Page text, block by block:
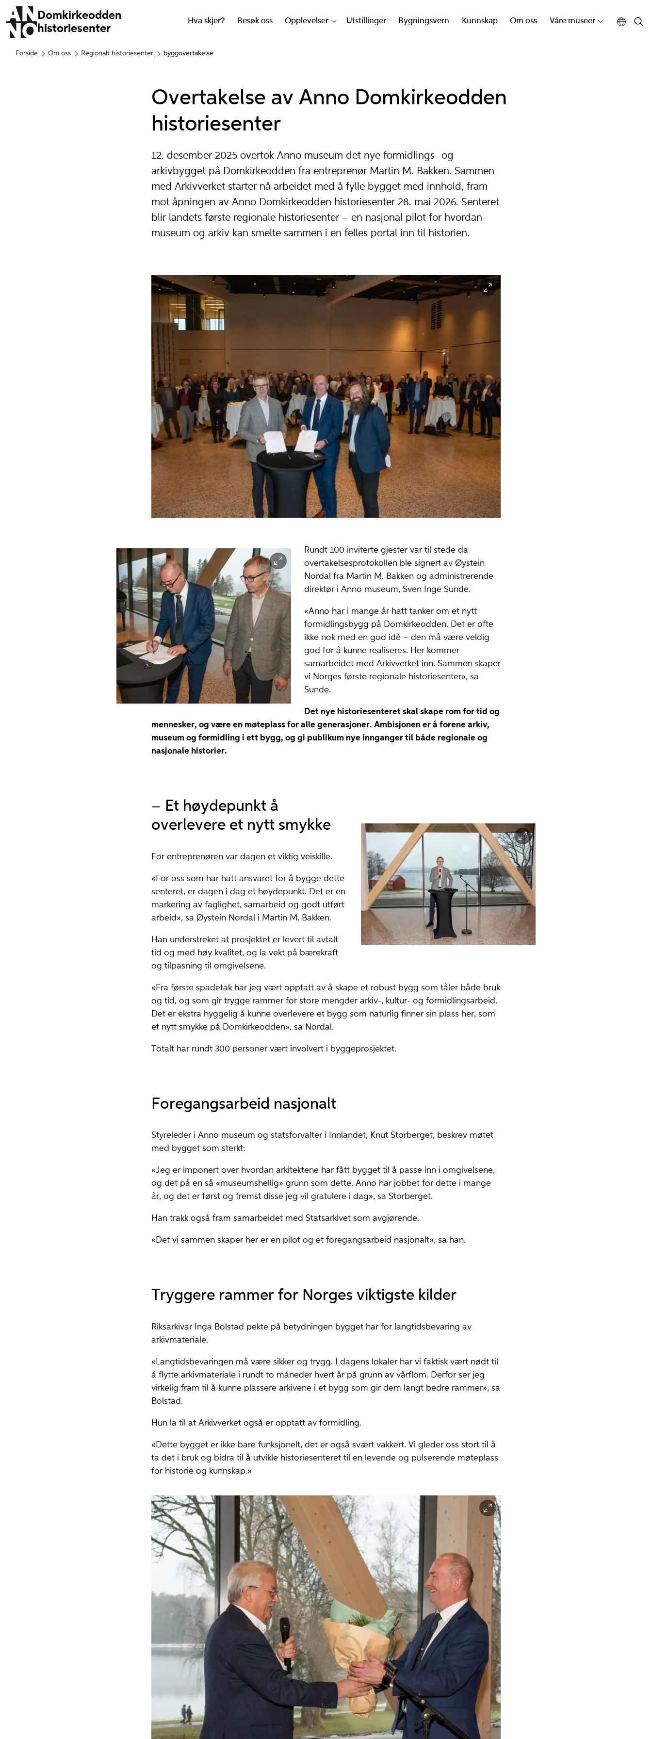
Domkirkeodden
historiesenter
Hva skjer? Besøk oss Opplevelser Utstillinger Bygningsvern Kunnskap Om oss Våre museer
Forside Om oss Regionalt historiesenter byggovertakelse
Overtakelse av Anno Domkirkeodden
historiesenter
12. desember 2025 overtok Anno museum det nye formidlings- og
arkivbygget på Domkirkeodden fra entreprenør Martin M. Bakken. Sammen
med Arkivverket starter nå arbeidet med å fylle bygget med innhold, fram
mot åpningen av Anno Domkirkeodden historiesenter 28. mai 2026. Senteret
blir landets første regionale historiesenter – en nasjonal pilot for hvordan
museum og arkiv kan smelte sammen i en felles portal inn til historien.
Rundt 100 inviterte gjester var til stede da
overtakelsesprotokollen ble signert av Øystein
Nordal fra Martin M. Bakken og administrerende
direktør i Anno museum, Sven Inge Sunde.
«Anno har i mange år hatt tanker om et nytt
formidlingsbygg på Domkirkeodden. Det er ofte
ikke nok med en god idé – den må være veldig
god for å kunne realiseres. Her kommer
samarbeidet med Arkivverket inn. Sammen skaper
vi Norges første regionale historiesenter», sa
Sunde.
Det nye historiesenteret skal skape rom for tid og
mennesker, og være en møteplass for alle generasjoner. Ambisjonen er å forene arkiv,
museum og formidling i ett bygg, og gi publikum nye innganger til både regionale og
nasjonale historier.
– Et høydepunkt å
overlevere et nytt smykke
For entreprenøren var dagen et viktig veiskille.
«For oss som har hatt ansvaret for å bygge dette
senteret, er dagen i dag et høydepunkt. Det er en
markering av faglighet, samarbeid og godt utført
arbeid», sa Øystein Nordal i Martin M. Bakken.
Han understreket at prosjektet er levert til avtalt
tid og med høy kvalitet, og la vekt på bærekraft
og tilpasning til omgivelsene.
«Fra første spadetak har jeg vært opptatt av å skape et robust bygg som tåler både bruk
og tid, og som gir trygge rammer for store mengder arkiv-, kultur- og formidlingsarbeid.
Det er ekstra hyggelig å kunne overlevere et bygg som naturlig finner sin plass her, som
et nytt smykke på Domkirkeodden», sa Nordal.
Totalt har rundt 300 personer vært involvert i byggeprosjektet.
Foregangsarbeid nasjonalt
Styreleder i Anno museum og statsforvalter i Innlandet, Knut Storberget, beskrev møtet
med bygget som sterkt:
«Jeg er imponert over hvordan arkitektene har fått bygget til å passe inn i omgivelsene,
og det på en så «museumshellig» grunn som dette. Anno har jobbet for dette i mange
år, og det er først og fremst disse jeg vil gratulere i dag», sa Storberget.
Han trakk også fram samarbeidet med Statsarkivet som avgjørende.
«Det vi sammen skaper her er en pilot og et foregangsarbeid nasjonalt», sa han.
Tryggere rammer for Norges viktigste kilder
Riksarkivar Inga Bolstad pekte på betydningen bygget har for langtidsbevaring av
arkivmateriale.
«Langtidsbevaringen må være sikker og trygg. I dagens lokaler har vi faktisk vært nødt til
å flytte arkivmateriale i rundt to måneder hvert år på grunn av vårflom. Derfor ser jeg
virkelig fram til å kunne plassere arkivene i et bygg som gir dem langt bedre rammer», sa
Bolstad.
Hun la til at Arkivverket også er opptatt av formidling.
«Dette bygget er ikke bare funksjonelt, det er også svært vakkert. Vi gleder oss stort til å
ta det i bruk og bidra til å utvikle historiesenteret til en levende og pulserende møteplass
for historie og kunnskap.»